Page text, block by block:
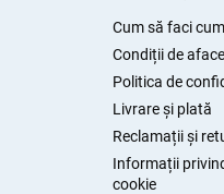
Cum să faci
Condiții de
Politica de
Livrare și plată
Reclamații și
Informații
cookie